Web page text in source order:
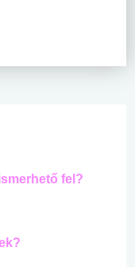
fel?